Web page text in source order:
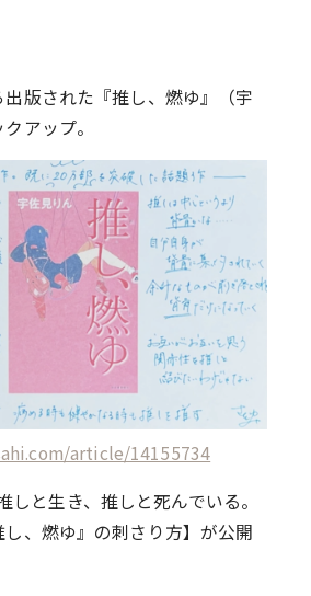
版された『推し、燃ゆ』（宇
アップ。
article/14155734
と生き、推しと死んでいる。
、燃ゆ』の刺さり方】が公開